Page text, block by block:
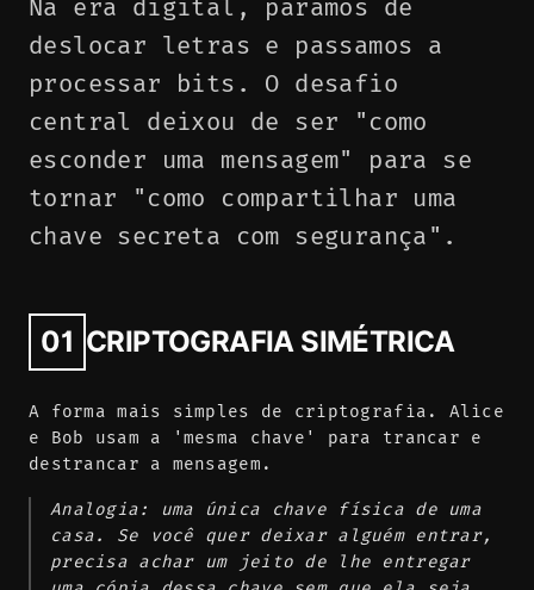
Na era digital, paramos de
deslocar letras e passamos a
processar bits. O desafio
central deixou de ser "como
esconder uma mensagem" para se
tornar "como compartilhar uma
chave secreta com segurança".
01 CRIPTOGRAFIA SIMÉTRICA
A forma mais simples de criptografia. Alice
e Bob usam a 'mesma chave' para trancar e
destrancar a mensagem.
Analogia: uma única chave física de uma
casa. Se você quer deixar alguém entrar,
precisa achar um jeito de lhe entregar